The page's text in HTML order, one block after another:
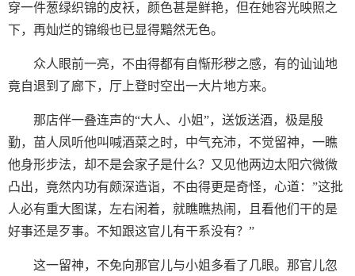
穿一件葱绿织锦的皮袄，颜色甚是鲜艳，但在她容光映照之
下，再灿烂的锦缎也已显得黯然无色。
众人眼前一亮，不由得都有自惭形秽之感，有的讪讪地
竟自退到了廊下，厅上登时空出一大片地方来。
那店伴一叠连声的“大人、小姐”，送饭送酒，极是殷
勤，苗人凤听他叫喊酒菜之时，中气充沛，不觉留神，一瞧
他身形步法，却不是会家子是什么？又见他两边太阳穴微微
凸出，竟然内功有颇深造诣，不由得更是奇怪，心道：”这批
人必有重大图谋，左右闲着，就瞧瞧热闹，且看他们干的是
好事还是歹事。不知跟这官儿有干系没有？”
这一留神，不免向那官儿与小姐多看了几眼。那官儿忽